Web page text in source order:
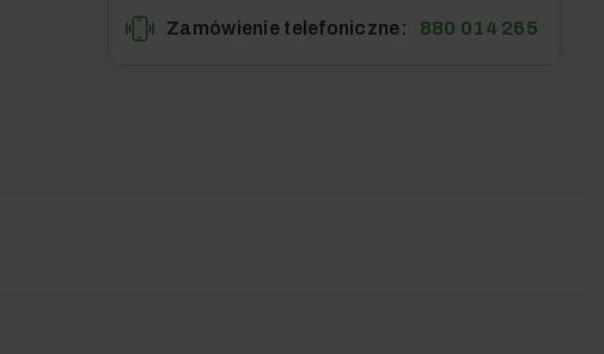
Zamówienie telefoniczne: 880 014 265